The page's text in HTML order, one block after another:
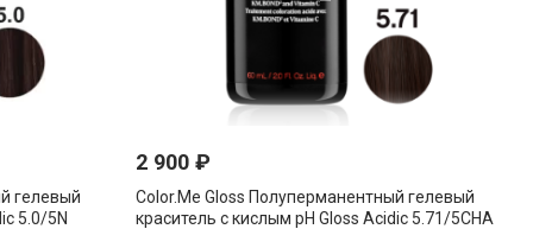
гелевый
5.0/5N
2 900₽
Color.Me Gloss Полуперманентный гелевый
краситель c кислым pH Gloss Acidic 5.71/5СHA